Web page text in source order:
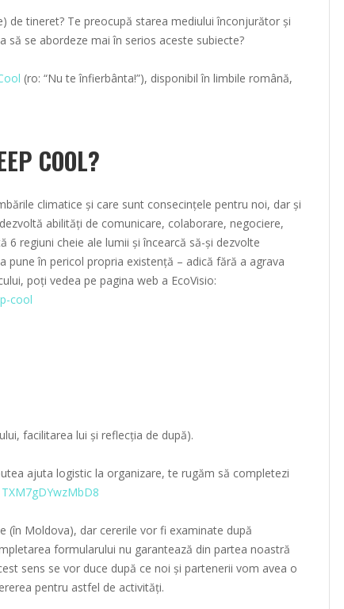
de tineret? Te preocupă starea mediului înconjurător și
să se abordeze mai în serios aceste subiecte?
(ro: “Nu te înfierbânta!”), disponibil în limbile română,
COOL?
climatice și care sunt consecințele pentru noi, dar și
abilități de comunicare, colaborare, negociere,
6 regiuni cheie ale lumii și încearcă să-și dezvolte
în pericol propria existență – adică fără a agrava
poți vedea pe pagina web a EcoVisio:
cool
facilitarea lui și reflecția de după).
ajuta logistic la organizare, te rugăm să completezi
(în Moldova), dar cererile vor fi examinate după
formularului nu garantează din partea noastră
sens se vor duce după ce noi și partenerii vom avea o
pentru astfel de activități.